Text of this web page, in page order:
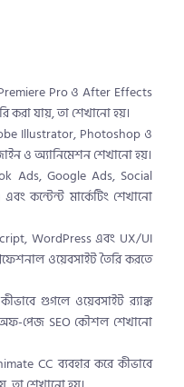
Pro ও After Effects
করা যায়, তা শেখানো হয়।
Illustrator, Photoshop ও
ও অ্যানিমেশন শেখানো হয়।
Ads, Google Ads, Social
কন্টেন্ট মার্কেটিং শেখানো
WordPress এবং UX/UI
ওয়েবসাইট তৈরি করতে
গুগলে ওয়েবসাইট র‍্যাঙ্ক
অফ-পেজ SEO কৌশল শেখানো
CC ব্যবহার করে কীভাবে